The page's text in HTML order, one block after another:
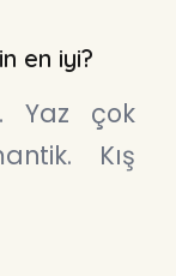
en iyi?
Yaz çok
Kış